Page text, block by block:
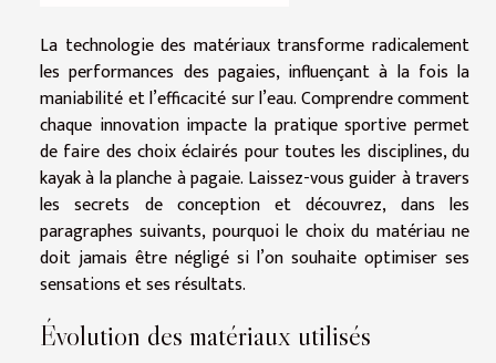
La technologie des matériaux transforme radicalement
les performances des pagaies, influençant à la fois la
maniabilité et l’efficacité sur l’eau. Comprendre comment
chaque innovation impacte la pratique sportive permet
de faire des choix éclairés pour toutes les disciplines, du
kayak à la planche à pagaie. Laissez-vous guider à travers
les secrets de conception et découvrez, dans les
paragraphes suivants, pourquoi le choix du matériau ne
doit jamais être négligé si l’on souhaite optimiser ses
sensations et ses résultats.
Évolution des matériaux utilisés